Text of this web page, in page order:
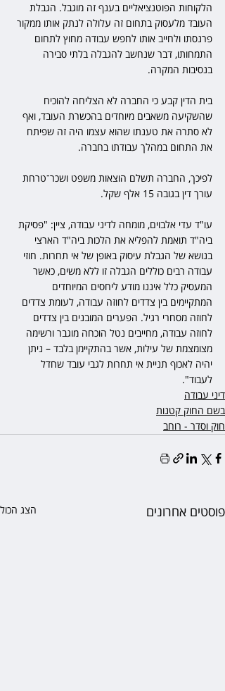
הלקוחות הפוטנציאליים בענף זה מוגבל. הגבלת
העובד מלעסוק בתחום זה עלולה לנתק אותו ממקור
פרנסתו ולחייב אותו לחפש עבודה מחוץ לתחום
התמחותו, דבר שנחשב להגבלה בלתי סבירה
בנסיבות המקרה.
בית הדין קבע כי החברה לא הצליחה להוכיח
שהשקיעה משאבים מיוחדים בהכשרת העובד, ואף
לא סתרה את טענתו שהוא עצמו היה זה שפיתח
את התחום במהלך עבודתו בחברה.
לפיכך, החברה תשלם הוצאות משפט ושכר־טרחת
עורך דין בגובה 15 אלף שקל.
עו"ד עדי אלבוים, מומחה לדיני עבודה, ציין: "פסיקת
ביה"ד תואמת להפליא את הלכות ביה"ד הארצי
בנושא של הגבלת עיסוק באופן של אי תחרות. חוזי
עבודה רבים כוללים הגבלה זו ללא משים, כאשר
המעסיק כלל איננו מודע ליחסים המיוחדים
המתקיימים בין צדדים לחוזה עבודה, לעומת צדדים
לחוזה מסחרי רגיל. הפערים המובנים בין צדדים
לחוזה עבודה, מחייבים נטל הוכחה מוגבר ורשימה
מצומצמת של עילות, אשר בהתקיימן בלבד – ניתן
יהיה לאכוף תניית אי תחרות לגבי עובד שחדל
לעבוד".
דיני עבודה
בשם החוק קטנות
חוק וסדר - רוחב
פוסטים אחרונים הצג הכול